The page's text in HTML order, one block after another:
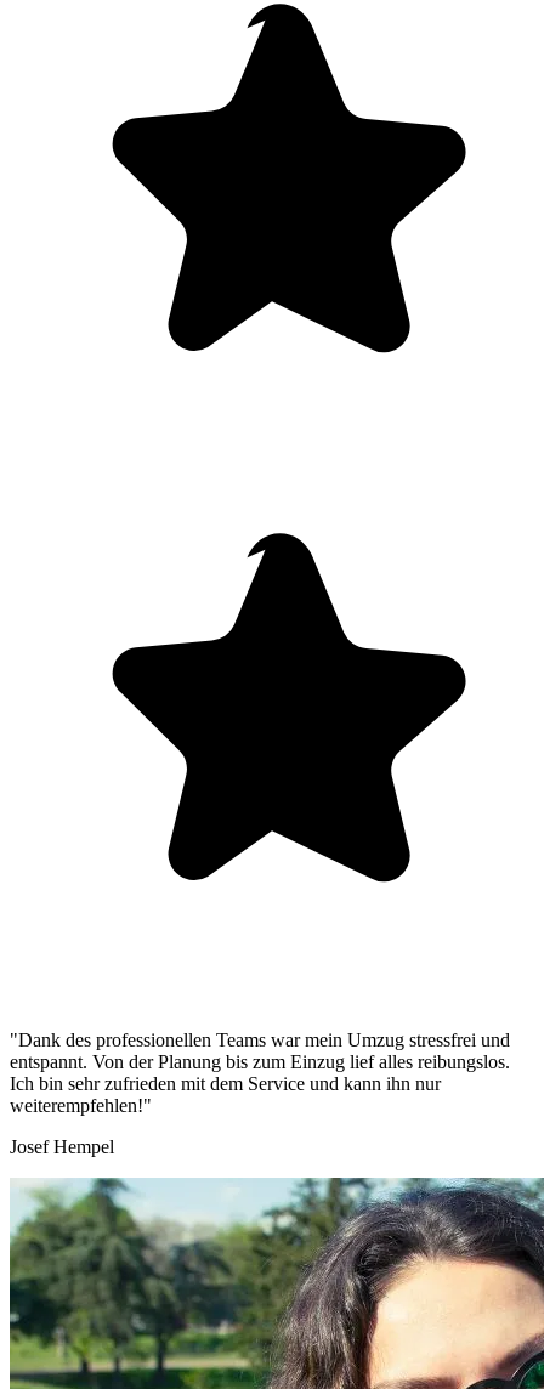
"Dank des professionellen Teams war mein Umzug stressfrei und
entspannt. Von der Planung bis zum Einzug lief alles reibungslos.
Ich bin sehr zufrieden mit dem Service und kann ihn nur
weiterempfehlen!"
Josef Hempel